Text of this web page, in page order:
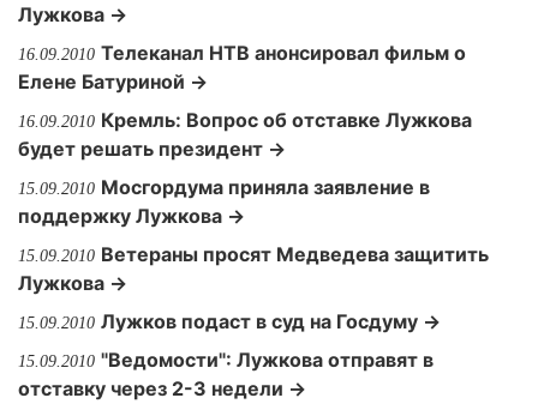
Лужкова →
16.09.2010 Телеканал НТВ анонсировал фильм о
Елене Батуриной →
16.09.2010 Кремль: Вопрос об отставке Лужкова
будет решать президент →
15.09.2010 Мосгордума приняла заявление в
поддержку Лужкова →
15.09.2010 Ветераны просят Медведева защитить
Лужкова →
15.09.2010 Лужков подаст в суд на Госдуму →
15.09.2010 "Ведомости": Лужкова отправят в
отставку через 2-3 недели →